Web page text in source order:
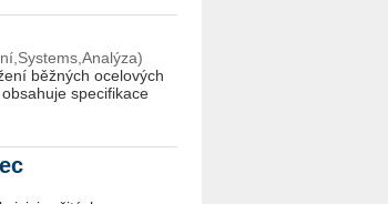
běžných ocelových
obsahuje specifikace